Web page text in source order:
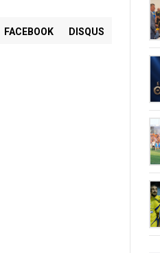
FACEBOOK DISQUS